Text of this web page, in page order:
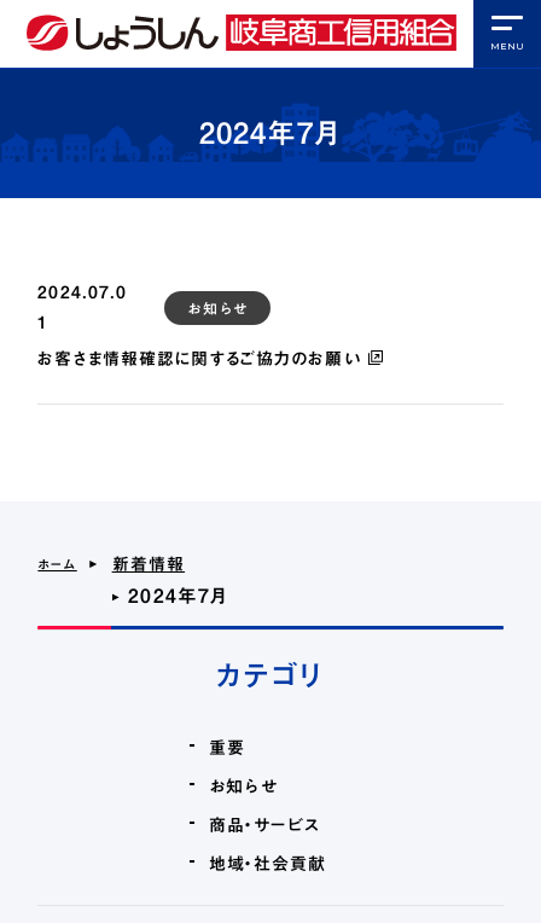
MENU
店舗・ATM
利率・手数料
事業者様向けサービス
預金・保険・ローン商品
カード紛失・盗難時における連絡先とお手続き
電子公告
2024年7月
2024.07.0
1
お知らせ
お客さま情報確認に関するご協力のお願い
ホーム
新着情報
2024年7月
カテゴリ
重要
お知らせ
商品・サービス
地域・社会貢献